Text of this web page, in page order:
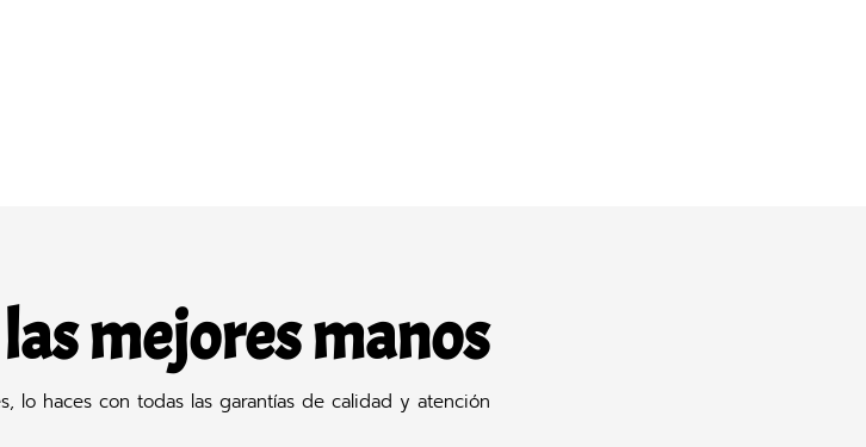
mejores manos
lo haces con todas las garantías de calidad y atención